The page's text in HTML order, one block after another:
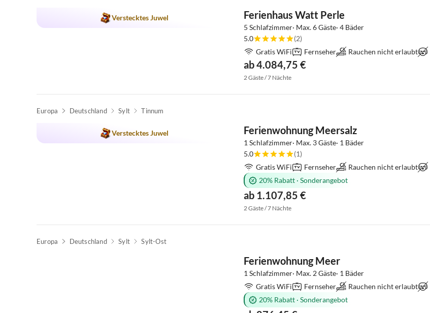
Verstecktes Juwel Ferienhaus Watt Perle
5 Schlafzimmer· Max. 6 Gäste· 4 Bäder
5.0
(2)
Gratis WiFi
Fernseher Rauchen nicht erlaubt
ab 4.084,75 €
2 Gäste / 7 Nächte
Europa Deutschland Sylt Tinnum
Verstecktes Juwel Ferienwohnung Meersalz
1 Schlafzimmer· Max. 3 Gäste· 1 Bäder
5.0
(1)
Gratis WiFi
Fernseher Rauchen nicht erlaubt
20% Rabatt · Sonderangebot
ab 1.107,85 €
2 Gäste / 7 Nächte
Europa Deutschland Sylt Sylt-Ost
Ferienwohnung Meer
1 Schlafzimmer· Max. 2 Gäste· 1 Bäder
Gratis WiFi
Fernseher Rauchen nicht erlaubt
20% Rabatt · Sonderangebot